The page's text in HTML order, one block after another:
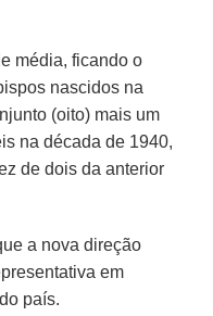
média, ficando o
nascidos na
(oito) mais um
na década de 1940,
de dois da anterior
a nova direção
em
país.